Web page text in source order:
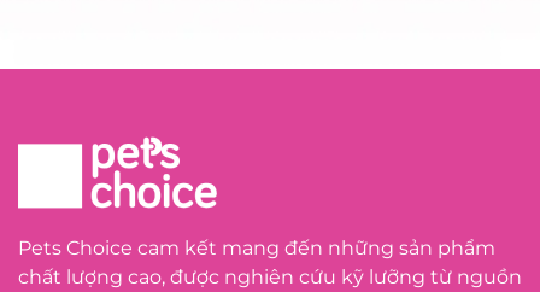
Pets Choice cam kết mang đến những sản phẩm
chất lượng cao, được nghiên cứu kỹ lưỡng từ nguồn